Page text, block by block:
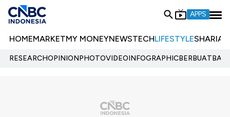
APPS
HOMEMARKETMY MONEYNEWSTECHLIFESTYLESHARIA
RESEARCHOPINIONPHOTOVIDEOINFOGRAPHIC